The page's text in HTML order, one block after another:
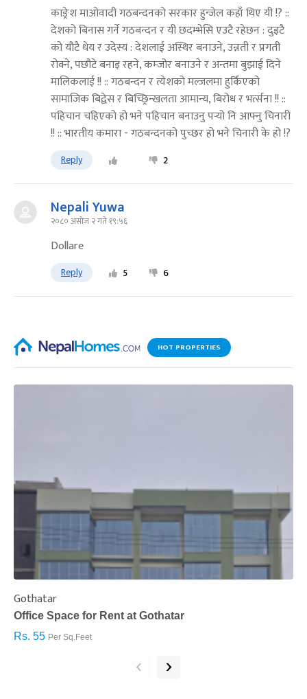
काङ्रेश माओवादी गठबन्दनको सरकार हुन्जेल कहाँ थिए यी !? ::
देशको बिनास गर्ने गठबन्दन र यी छदम्भेसि एउटै रहेछन : दुइटै
को यौटै धेय र उदेस्य : देशलाई अस्थिर बनाउने, उन्नती र प्रगती
रोक्ने, पछौटे बनाइ रहने, कम्जोर बनाउने र अन्तमा बुझाई दिने
मालिकलाई !! :: गठबन्दन र त्येशको मल्जलमा हुर्किएको
सामाजिक बिद्वेस र बिच्छ्रिन्खलता आमान्य, बिरोध र भर्त्सना !! ::
पहिचान चहिएको हो भने पहिचान बनाउनु पर्‍यो नि आफ्नु चिनारी
!! :: भारतीय कमारा - गठबन्दनको पुच्छर हो भने चिनारी के हो !?
Reply 2
Nepali Yuwa
२०८० असोज २ गते १९:५६
Dollare
Reply 5 6
HOT PROPERTIES
Gothatar
Office Space for Rent at Gothatar
Rs. 55 Per Sq.Feet
‹ ›